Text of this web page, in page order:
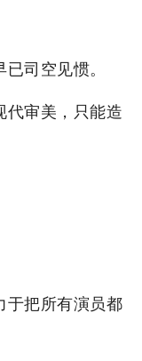
司空见惯。
代审美，只能造
于把所有演员都